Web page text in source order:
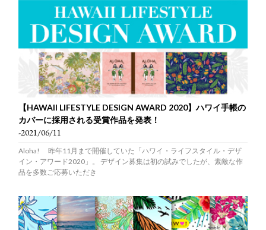
【HAWAII LIFESTYLE DESIGN AWARD 2020】ハワイ手帳の
カバーに採用される受賞作品を発表！
-2021/06/11
Aloha! 昨年11月まで開催していた「ハワイ・ライフスタイル・デザ
イン・アワード2020」。 デザイン募集は初の試みでしたが、素敵な作
品を多数ご応募いただき